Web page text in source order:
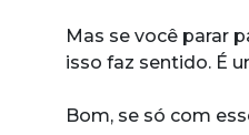
Mas se você parar
isso faz sentido. É
Bom, se só com